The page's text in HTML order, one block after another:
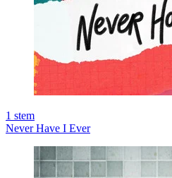
1 stem
Never Have I Ever